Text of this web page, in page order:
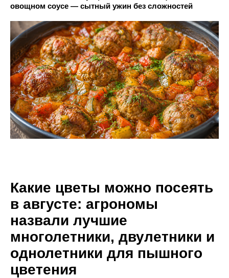
овощном соусе — сытный ужин без сложностей
Какие цветы можно посеять
в августе: агрономы
назвали лучшие
многолетники, двулетники и
однолетники для пышного
цветения